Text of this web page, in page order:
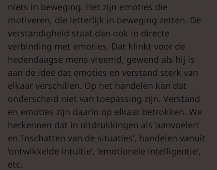
niets in beweging. Het zijn emoties die
motiveren, die letterlijk in beweging zetten. De
verstandigheid staat dan ook in directe
verbinding met emoties. Dat klinkt voor de
hedendaagse mens vreemd, gewend als hij is
aan de idee dat emoties en verstand sterk van
elkaar verschillen. Op het handelen kan dat
onderscheid niet van toepassing zijn. Verstand
en emoties zijn daarin op elkaar betrokken. We
herkennen dat in uitdrukkingen als ‘aanvoelen’
en ‘inschatten van de situaties’, handelen vanuit
‘ontwikkelde intuïtie’, ‘emotionele intelligentie’,
etc.